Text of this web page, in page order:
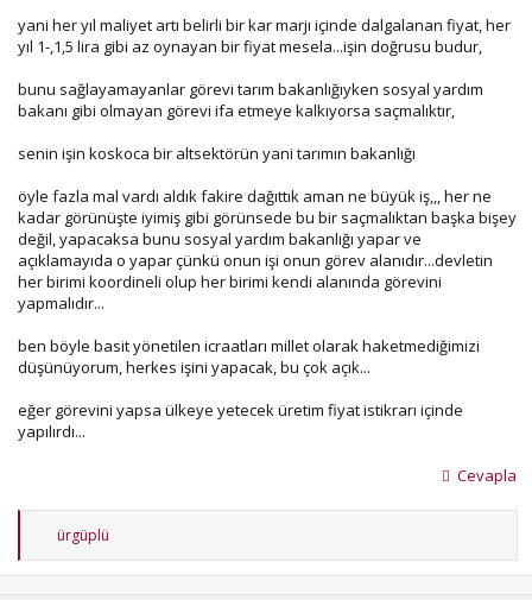
yani her yıl maliyet artı belirli bir kar marjı içinde dalgalanan fiyat, her
yıl 1-,1,5 lira gibi az oynayan bir fiyat mesela...işin doğrusu budur,
bunu sağlayamayanlar görevi tarım bakanlığıyken sosyal yardım
bakanı gibi olmayan görevi ifa etmeye kalkıyorsa saçmalıktır,
senin işin koskoca bir altsektörün yani tarımın bakanlığı
öyle fazla mal vardı aldık fakire dağıttık aman ne büyük iş,,, her ne
kadar görünüşte iyimiş gibi görünsede bu bir saçmalıktan başka bişey
değil, yapacaksa bunu sosyal yardım bakanlığı yapar ve
açıklamayıda o yapar çünkü onun işi onun görev alanıdır...devletin
her birimi koordineli olup her birimi kendi alanında görevini
yapmalıdır...
ben böyle basit yönetilen icraatları millet olarak haketmediğimizi
düşünüyorum, herkes işini yapacak, bu çok açık...
eğer görevini yapsa ülkeye yetecek üretim fiyat istikrarı içinde
yapılırdı...
Cevapla
T
p
ürgüplü